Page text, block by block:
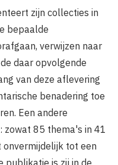
zijn collecties in
bepaalde
verwijzen naar
daar opvolgende
van deze aflevering
benadering toe
Een andere
85 thema's in 41
tot een
publikatie is zij in de